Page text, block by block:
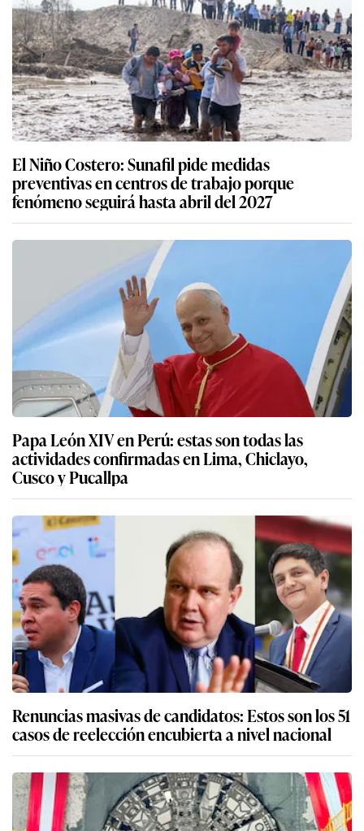
El Niño Costero: Sunafil pide medidas
preventivas en centros de trabajo porque
fenómeno seguirá hasta abril del 2027
Papa León XIV en Perú: estas son todas las
actividades confirmadas en Lima, Chiclayo,
Cusco y Pucallpa
Renuncias masivas de candidatos: Estos son los 51
casos de reelección encubierta a nivel nacional